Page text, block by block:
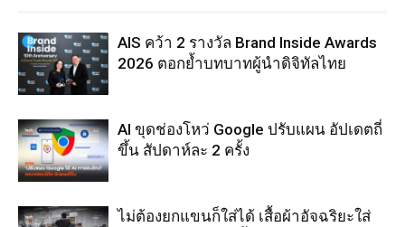
AIS คว้า 2 รางวัล Brand Inside Awards
2026 ตอกย้ำบทบาทผู้นำดิจิทัลไทย
AI ขุดช่องโหว่ Google ปรับแผน อัปเดตถี่
ขึ้น สัปดาห์ละ 2 ครั้ง
ไม่ต้องยกแขนก็ใส่ได้ เสื้อผ้าอัจฉริยะใส่